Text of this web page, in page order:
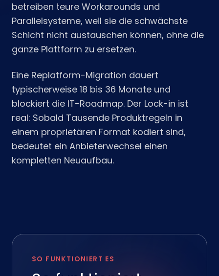
betreiben teure Workarounds und
Parallelsysteme, weil sie die schwächste
Schicht nicht austauschen können, ohne die
ganze Plattform zu ersetzen.
Eine Replatform-Migration dauert
typischerweise 18 bis 36 Monate und
blockiert die IT-Roadmap. Der Lock-in ist
real: Sobald Tausende Produktregeln in
einem proprietären Format kodiert sind,
bedeutet ein Anbieterwechsel einen
kompletten Neuaufbau.
SO FUNKTIONIERT ES